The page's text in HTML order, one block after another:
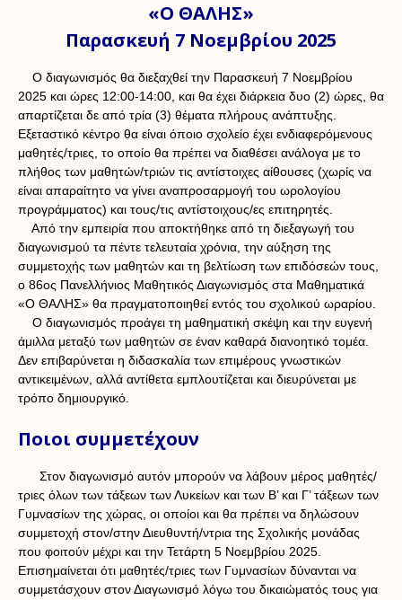
«Ο ΘΑΛΗΣ»
Παρασκευή 7 Νοεμβρίου 2025
Ο διαγωνισμός θα διεξαχθεί την Παρασκευή 7 Νοεμβρίου
2025 και ώρες 12:00-14:00, και θα έχει διάρκεια δυο (2) ώρες, θα
απαρτίζεται δε από τρία (3) θέματα πλήρους ανάπτυξης.
Εξεταστικό κέντρο θα είναι όποιο σχολείο έχει ενδιαφερόμενους
μαθητές/τριες, το οποίο θα πρέπει να διαθέσει ανάλογα με το
πλήθος των μαθητών/τριών τις αντίστοιχες αίθουσες (χωρίς να
είναι απαραίτητο να γίνει αναπροσαρμογή του ωρολογίου
προγράμματος) και τους/τις αντίστοιχους/ες επιτηρητές.
Από την εμπειρία που αποκτήθηκε από τη διεξαγωγή του
διαγωνισμού τα πέντε τελευταία χρόνια, την αύξηση της
συμμετοχής των μαθητών και τη βελτίωση των επιδόσεών τους,
ο 86ος Πανελλήνιος Μαθητικός Διαγωνισμός στα Μαθηματικά
«Ο ΘΑΛΗΣ» θα πραγματοποιηθεί εντός του σχολικού ωραρίου.
Ο διαγωνισμός προάγει τη μαθηματική σκέψη και την ευγενή
άμιλλα μεταξύ των μαθητών σε έναν καθαρά διανοητικό τομέα.
Δεν επιβαρύνεται η διδασκαλία των επιμέρους γνωστικών
αντικειμένων, αλλά αντίθετα εμπλουτίζεται και διευρύνεται με
τρόπο δημιουργικό.
Ποιοι συμμετέχουν
Στον διαγωνισμό αυτόν μπορούν να λάβουν μέρος μαθητές/
τριες όλων των τάξεων των Λυκείων και των Β’ και Γ’ τάξεων των
Γυμνασίων της χώρας, οι οποίοι και θα πρέπει να δηλώσουν
συμμετοχή στον/στην Διευθυντή/ντρια της Σχολικής μονάδας
που φοιτούν μέχρι και την Τετάρτη 5 Νοεμβρίου 2025.
Επισημαίνεται ότι μαθητές/τριες των Γυμνασίων δύνανται να
συμμετάσχουν στον Διαγωνισμό λόγω του δικαιώματός τους για